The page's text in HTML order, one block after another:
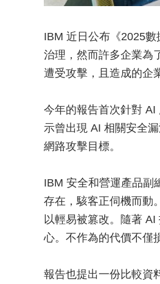
IBM 近日公布《2025
治理，然而許多企業為
遭受攻擊，且造成的企
今年的報告首次針對
示曾出現 AI 相關安全
網路攻擊目標。
IBM 安全和營運產品副
存在，駭客正伺機而動
以輕易被篡改。隨著
心。不作為的代價不僅
報告也提出一份比較資